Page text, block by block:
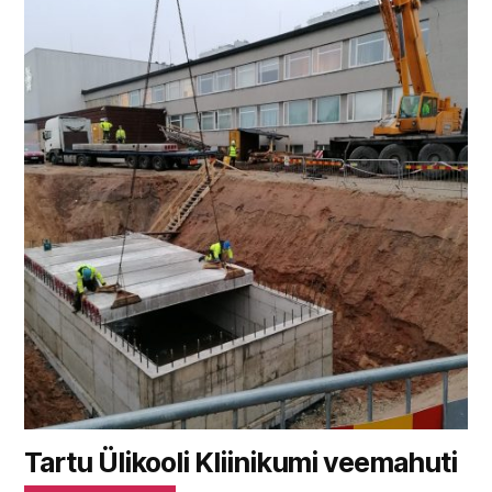
Tartu Ülikooli Kliinikumi veemahuti